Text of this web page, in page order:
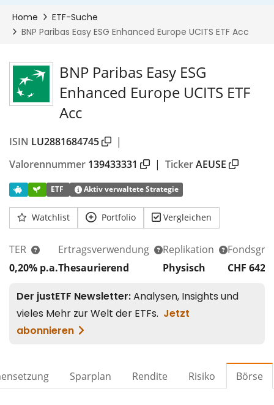
BNP Paribas Easy ESG
Enhanced Europe UCITS ETF
Acc
ISIN LU2881684745
|
Valorennummer 139433331 | TickerAEUSE
ETF Aktiv verwaltete Strategie
Watchlist Portfolio Vergleichen
TER
0,20% p.a.
Ertragsverwendung
Thesaurierend
Replikation
Physisch
CHF 642
Sparplan Rendite Risiko Börse